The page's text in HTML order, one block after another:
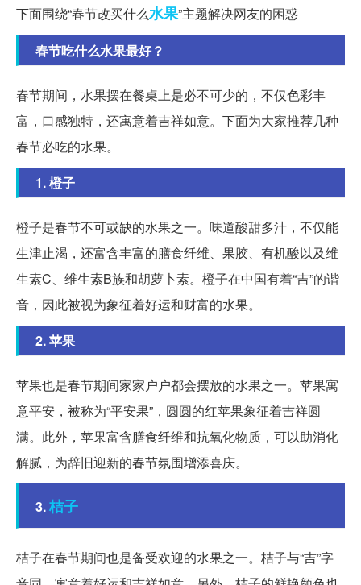
下面围绕“春节改买什么水果”主题解决网友的困惑
春节吃什么水果最好？
春节期间，水果摆在餐桌上是必不可少的，不仅色彩丰
富，口感独特，还寓意着吉祥如意。下面为大家推荐几种
春节必吃的水果。
1. 橙子
橙子是春节不可或缺的水果之一。味道酸甜多汁，不仅能
生津止渴，还富含丰富的膳食纤维、果胶、有机酸以及维
生素C、维生素B族和胡萝卜素。橙子在中国有着“吉”的谐
音，因此被视为象征着好运和财富的水果。
2. 苹果
苹果也是春节期间家家户户都会摆放的水果之一。苹果寓
意平安，被称为“平安果”，圆圆的红苹果象征着吉祥圆
满。此外，苹果富含膳食纤维和抗氧化物质，可以助消化
解腻，为辞旧迎新的春节氛围增添喜庆。
3.桔子
桔子在春节期间也是备受欢迎的水果之一。桔子与“吉”字